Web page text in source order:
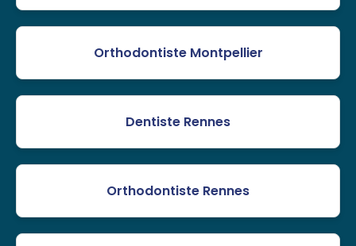
Orthodontiste Montpellier
Dentiste Rennes
Orthodontiste Rennes